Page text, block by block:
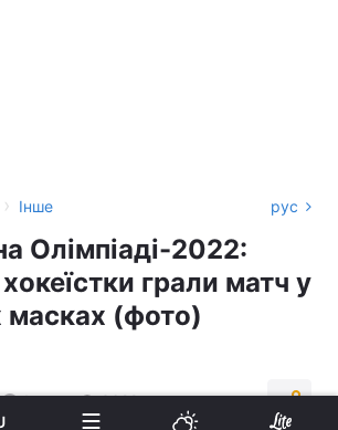
› Інше рус
Олімпіаді-2022:
хокеїстки грали матч у
масках (фото)
1 хв.
3628